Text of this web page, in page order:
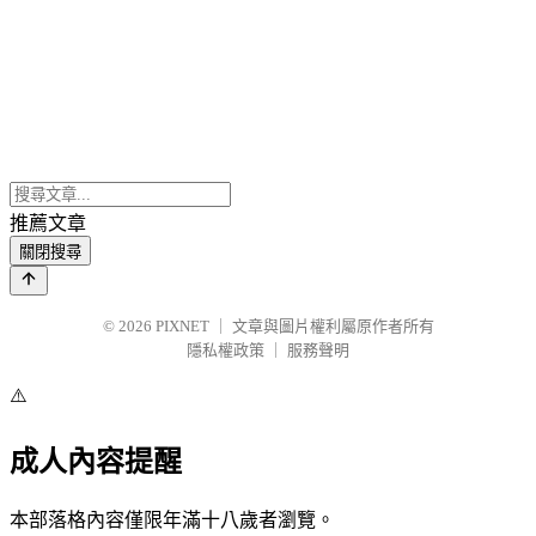
推薦文章
關閉搜尋
© 2026 PIXNET
文章與圖片權利屬原作者所有
隱私權政策
服務聲明
⚠️
成人內容提醒
本部落格內容僅限年滿十八歲者瀏覽。